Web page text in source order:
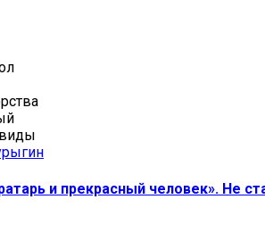
и прекрасный человек». Не